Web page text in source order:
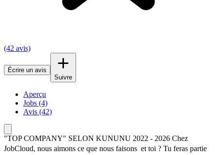
(42 avis)
Écrire un avis
Suivre
Aperçu
Jobs (4)
Avis (42)
"TOP COMPANY" SELON KUNUNU 2022 - 2026 Chez
JobCloud, nous aimons ce que nous faisons  et toi ? Tu feras partie